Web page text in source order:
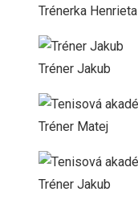
Trénerka Henrieta
Tréner Jakub
Tréner Matej
Tréner Jakub